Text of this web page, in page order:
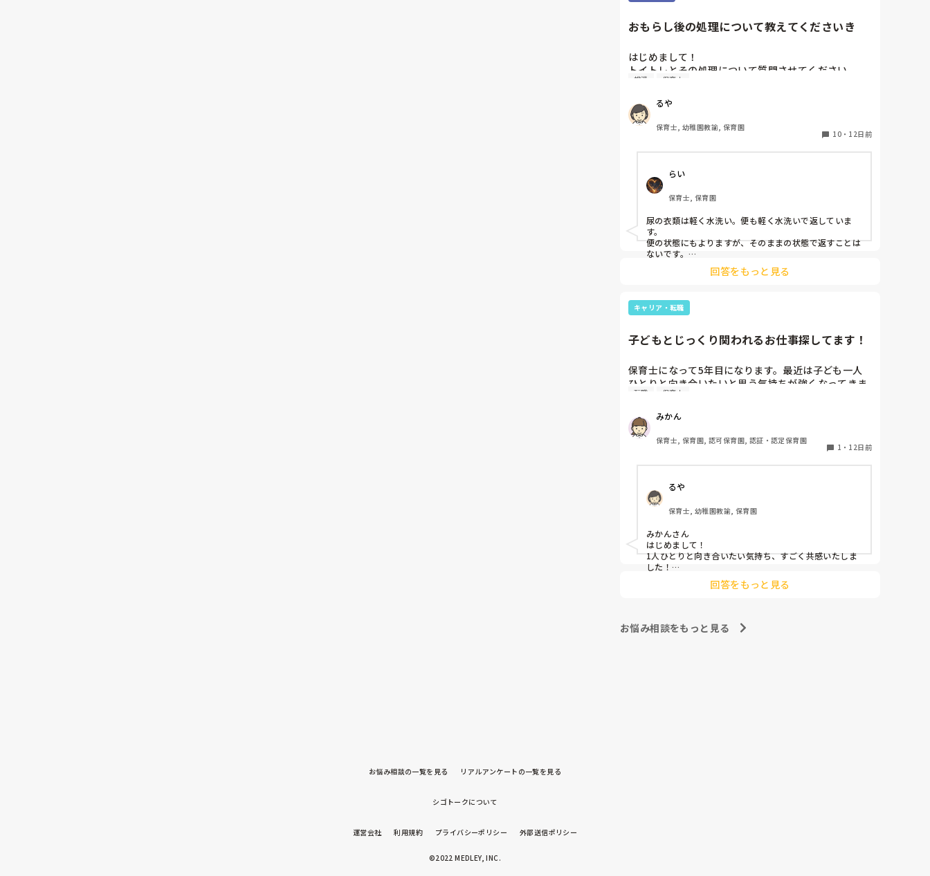
おもらし後の処理について教えてくださいき
はじめまして！
トイトレとその処理について質問させてください。
4月より新しい職場勤務となったのですが、おもらし
却という今までの職場と逆の扱いに戸惑っています。
今までは尿は水洗い、便は感染の恐れがあるため保護
者の承諾のもとそのまま返却でした。
またおもらし後の床の清掃は乾拭きのみのところはあ
色々異なっており戸惑っています。
同じようなところがありましたら教えてください。
よろしくお願いいたします。
排泄 保育士
るや
保育士, 幼稚園教諭, 保育園
10・ 12日前
らい
保育士, 保育園
尿の衣類は軽く水洗い。便も軽く水洗いで返していま
す。
便の状態にもよりますが、そのままの状態で返すことは
ないです。
床が汚れた場合は、消毒しますよ。
回答をもっと見る
キャリア・転職
子どもとじっくり関われるお仕事探してます！
保育士になって5年目になります。最近は子ども一人
ひとりと向き合いたいと思う気持ちが強くなってきま
した。集団保育となると、どうしても一人一人とじっ
ようもなくもどかしく感じてしまうんです。集団保育
のいいところはたくさんあります。ですが私は少人数
でじっくり関わりたいです。転職を視野に入れている
のですが、小規模園、発達支援、デイ、ベビーシッタ
現場を想像することしかできなくで実際にはどうなの
かわからないことだらけでした。
・子どもとの関わり、仕事内容
・休日
・給料面
・福利厚生
など、、。
実際働いていている方の声を聞かせていただきたいで
転職 保育士
みかん
保育士, 保育園, 認可保育園, 認証・認定保育園
1 ・ 12日前
るや
保育士, 幼稚園教諭, 保育園
みかんさん
はじめまして！
1人ひとりと向き合いたい気持ち、すごく共感いたしま
した！
少しご興味とずれてしまうかもしれませんが、以前発達
支援をおこなっていたことがあります。
作業療法士や臨床心理士とともにプランを組んで実施す
るという形で、お給料は保育園よりは良かったですが土
回答をもっと見る
お悩み相談をもっと見る
お悩み相談の一覧を見る リアルアンケートの一覧を見る
シゴトークについて
運営会社 利用規約 プライバシーポリシー 外部送信ポリシー
©2022 MEDLEY, INC.